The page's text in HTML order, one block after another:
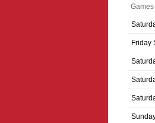
Games
Friday